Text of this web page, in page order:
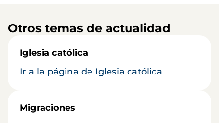
Otros temas de actualidad
Iglesia católica
Ir a la página de Iglesia católica
Migraciones